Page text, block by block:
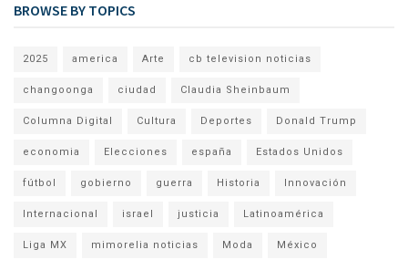
BROWSE BY TOPICS
2025 america Arte cb television noticias
changoonga ciudad Claudia Sheinbaum
Columna Digital Cultura Deportes Donald Trump
economia Elecciones españa Estados Unidos
fútbol gobierno guerra Historia Innovación
Internacional israel justicia Latinoamérica
Liga MX mimorelia noticias Moda México